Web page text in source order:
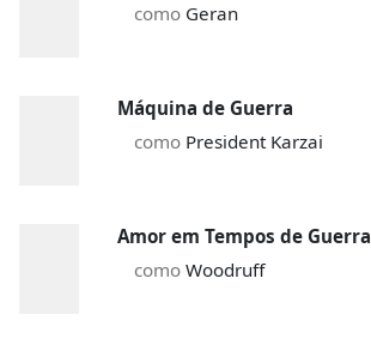
como Geran
Máquina de Guerra
como President Karzai
Amor em Tempos de Guerra
como Woodruff